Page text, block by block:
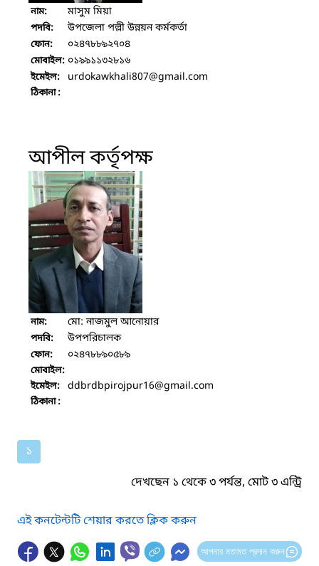
নাম: মাসুম মিয়া
পদবি: উপজেলা পল্লী উন্নয়ন কর্মকর্তা
ফোন: ০২৪৭৮৮৯২৭০৪
মোবাইল: ০১৯৯১১৩২৮১৬
ইমেইল: urdokawkhali807@gmail.com
ঠিকানা :
আপীল কর্তৃপক্ষ
নাম: মো: নাজমুল আনোয়ার
পদবি: উপপরিচালক
ফোন: ০২৪৭৮৮৯০৫৮৯
মোবাইল:
ইমেইল:
ddbrdbpirojpur16@gmail.com
ঠিকানা :
১
দেখছেন ১ থেকে ৩ পর্যন্ত, মোট ৩ এন্ট্রি
এই কনটেন্টটি শেয়ার করতে ক্লিক করুন
আপনার মতামত প্রদান করুন